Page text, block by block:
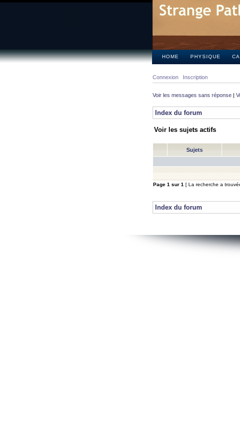
HOME PHYSIQUE
Connexion Inscription
Voir les messages sans réponse |
Index du forum
Voir les sujets actifs
Sujets
Page 1 sur 1 [ La recherche a
Index du forum